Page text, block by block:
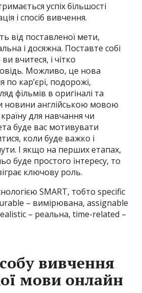
успіх більшості
і спосіб вивчення.
від поставленої мети,
і досяжна. Поставте собі
вчитеся, і чітко
Можливо, це нова
по кар’єрі, подорожі,
фільмів в оригіналі та
новини англійською мовою
для навчання чи
буде вас мотивувати
коли буде важко і
І якщо на перших етапах,
буде простого інтересу, то
ключову роль.
SMART, тобто specific
– вимірювана, assignable
– реальна, time-related –
вивчення
мови онлайн